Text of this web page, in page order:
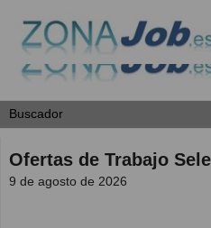
Ofertas de Trabajo
9 de agosto de 2026